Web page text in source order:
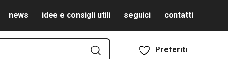
news idee e consigli utili seguici contatti
Preferiti